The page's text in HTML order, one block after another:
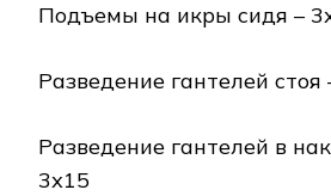
Подъемы на икры сидя –
Разведение гантелей стоя
Разведение гантелей в
3х15